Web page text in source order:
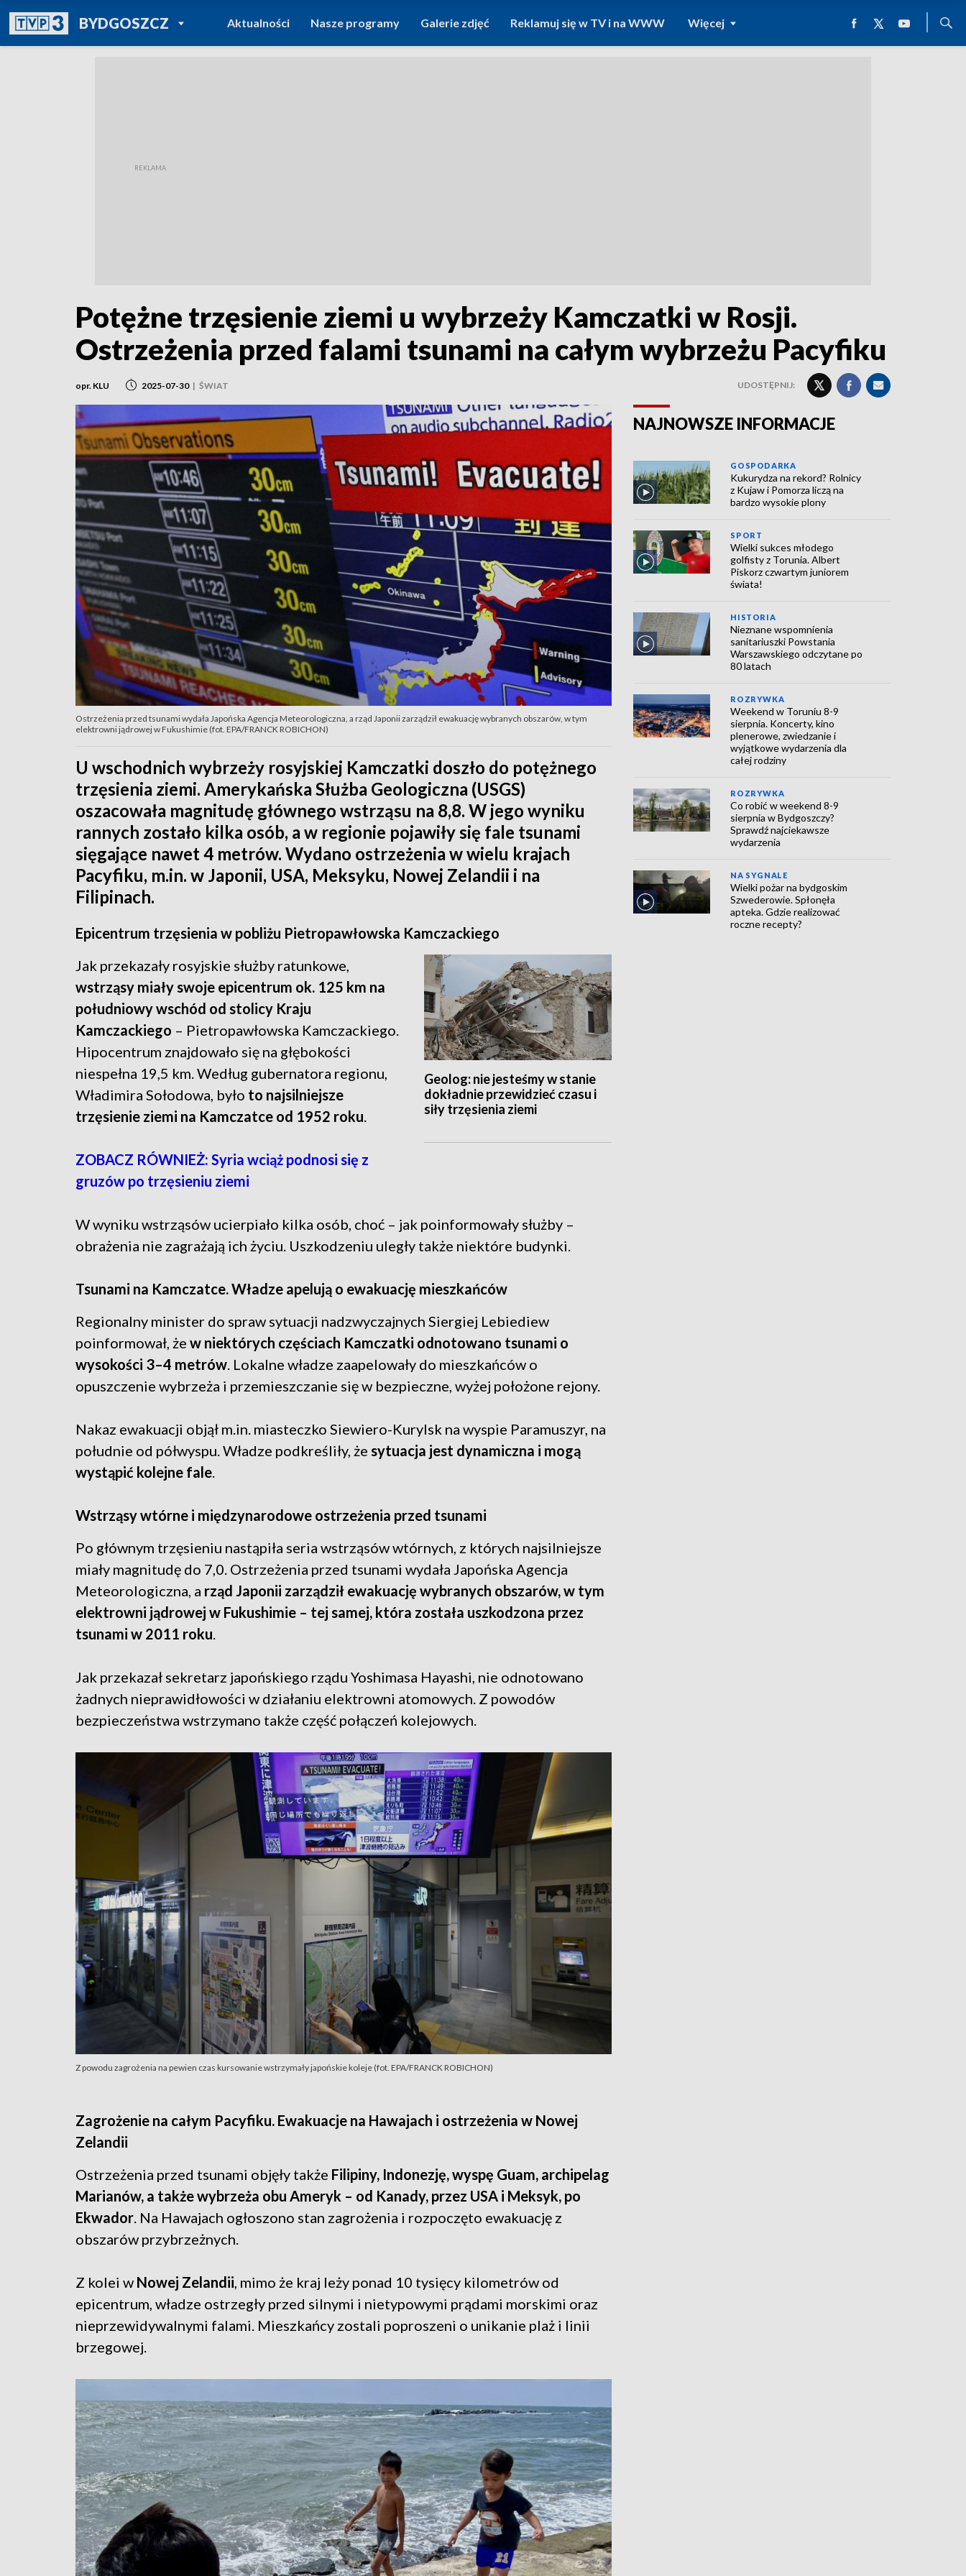
BYDGOSZCZPOWRÓT DO
TVP REGIONY
Aktualności Nasze programy Galerie zdjęć Reklamuj się w TV i na WWW Więcej
Potężne trzęsienie ziemi u wybrzeży Kamczatki w Rosji.
Ostrzeżenia przed falami tsunami na całym wybrzeżu Pacyfiku
opr. KLU 2025-07-30 | ŚWIAT UDOSTĘPNIJ:
Ostrzeżenia przed tsunami wydała Japońska Agencja Meteorologiczna, a rząd Japonii zarządził ewakuację wybranych obszarów, w tym
elektrowni jądrowej w Fukushimie (fot. EPA/FRANCK ROBICHON)
U wschodnich wybrzeży rosyjskiej Kamczatki doszło do potężnego
trzęsienia ziemi. Amerykańska Służba Geologiczna (USGS)
oszacowała magnitudę głównego wstrząsu na 8,8. W jego wyniku
rannych zostało kilka osób, a w regionie pojawiły się fale tsunami
sięgające nawet 4 metrów. Wydano ostrzeżenia w wielu krajach
Pacyfiku, m.in. w Japonii, USA, Meksyku, Nowej Zelandii i na
Filipinach.
Epicentrum trzęsienia w pobliżu Pietropawłowska Kamczackiego
Geolog: nie jesteśmy w stanie
dokładnie przewidzieć czasu i
siły trzęsienia ziemi
Jak przekazały rosyjskie służby ratunkowe,
wstrząsy miały swoje epicentrum ok. 125 km na
południowy wschód od stolicy Kraju
Kamczackiego – Pietropawłowska Kamczackiego.
Hipocentrum znajdowało się na głębokości
niespełna 19,5 km. Według gubernatora regionu,
Władimira Sołodowa, było to najsilniejsze
trzęsienie ziemi na Kamczatce od 1952 roku.
ZOBACZ RÓWNIEŻ: Syria wciąż podnosi się z
gruzów po trzęsieniu ziemi
W wyniku wstrząsów ucierpiało kilka osób, choć – jak poinformowały służby –
obrażenia nie zagrażają ich życiu. Uszkodzeniu uległy także niektóre budynki.
Tsunami na Kamczatce. Władze apelują o ewakuację mieszkańców
Regionalny minister do spraw sytuacji nadzwyczajnych Siergiej Lebiediew
poinformował, że w niektórych częściach Kamczatki odnotowano tsunami o
wysokości 3–4 metrów. Lokalne władze zaapelowały do mieszkańców o
opuszczenie wybrzeża i przemieszczanie się w bezpieczne, wyżej położone rejony.
Nakaz ewakuacji objął m.in. miasteczko Siewiero-Kurylsk na wyspie Paramuszyr, na
południe od półwyspu. Władze podkreśliły, że sytuacja jest dynamiczna i mogą
wystąpić kolejne fale.
Wstrząsy wtórne i międzynarodowe ostrzeżenia przed tsunami
Po głównym trzęsieniu nastąpiła seria wstrząsów wtórnych, z których najsilniejsze
miały magnitudę do 7,0. Ostrzeżenia przed tsunami wydała Japońska Agencja
Meteorologiczna, a rząd Japonii zarządził ewakuację wybranych obszarów, w tym
elektrowni jądrowej w Fukushimie – tej samej, która została uszkodzona przez
tsunami w 2011 roku.
Jak przekazał sekretarz japońskiego rządu Yoshimasa Hayashi, nie odnotowano
żadnych nieprawidłowości w działaniu elektrowni atomowych. Z powodów
bezpieczeństwa wstrzymano także część połączeń kolejowych.
Z powodu zagrożenia na pewien czas kursowanie wstrzymały japońskie koleje (fot. EPA/FRANCK ROBICHON)
Zagrożenie na całym Pacyfiku. Ewakuacje na Hawajach i ostrzeżenia w Nowej
Zelandii
Ostrzeżenia przed tsunami objęły także Filipiny, Indonezję, wyspę Guam, archipelag
Marianów, a także wybrzeża obu Ameryk – od Kanady, przez USA i Meksyk, po
Ekwador. Na Hawajach ogłoszono stan zagrożenia i rozpoczęto ewakuację z
obszarów przybrzeżnych.
Z kolei w Nowej Zelandii, mimo że kraj leży ponad 10 tysięcy kilometrów od
epicentrum, władze ostrzegły przed silnymi i nietypowymi prądami morskimi oraz
nieprzewidywalnymi falami. Mieszkańcy zostali poproszeni o unikanie plaż i linii
brzegowej.
NAJNOWSZE INFORMACJE
GOSPODARKA
Kukurydza na rekord? Rolnicy
z Kujaw i Pomorza liczą na
bardzo wysokie plony
SPORT
Wielki sukces młodego
golfisty z Torunia. Albert
Piskorz czwartym juniorem
świata!
HISTORIA
Nieznane wspomnienia
sanitariuszki Powstania
Warszawskiego odczytane po
80 latach
ROZRYWKA
Weekend w Toruniu 8-9
sierpnia. Koncerty, kino
plenerowe, zwiedzanie i
wyjątkowe wydarzenia dla
całej rodziny
ROZRYWKA
Co robić w weekend 8-9
sierpnia w Bydgoszczy?
Sprawdź najciekawsze
wydarzenia
NA SYGNALE
Wielki pożar na bydgoskim
Szwederowie. Spłonęła
apteka. Gdzie realizować
roczne recepty?